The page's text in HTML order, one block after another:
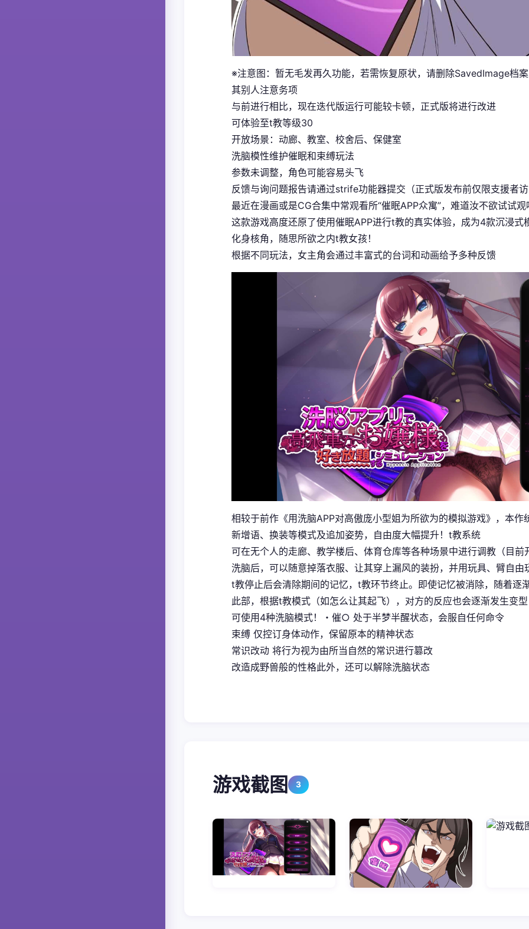
※注意图 ：暂无毛发再久功能，若需恢复原状，请删除SavedImage档
其别人注意务项
与前进行相比，现在迭代版运行可能较卡顿，正式版将进行改进
可体验至t教等级30
开放场景：动廊、教室、校舍后、保健室
洗脑模性维护催眠和束缚玩法
参数未调整，角色可能容易头飞
反馈与询问题报告请通过strife功能器提交（正式版发布前仅限支援者
最近在漫画或是CG合集中常观看所“催眠APP众寓”，难道汝不欲试试
这款游戏高度还原了使用催眠APP进行t教的真实体验，成为4款沉浸
化身核角，随思所欲之内t教女孩！
根据不同玩法，女主角会通过丰富式的台词和动画给予多种反馈
相较于前作《用洗脑APP对高傲庞小型姐为所欲为的模拟游戏》，本作
新增语、换装等模式及追加姿势，自由度大幅提升！t教系统
可在无个人的走廊、教学楼后、体育仓库等各种场景中进行调教（目前
洗脑后，可以随意掉落衣服、让其穿上漏风的装扮，并用玩具、臂自由
t教停止后会清除期间的记忆，t教环节终止。即使记忆被消除，随着逐
此部，根据t教模式（如怎么让其起飞），对方的反应也会逐渐发生变
可使用4种洗脑模式！・催○ 处于半梦半醒状态，会服自任何命令
束缚 仅控订身体动作，保留原本的精神状态
常识改动 将行为视为由所当自然的常识进行篡改
改造成野兽般的性格此外，还可以解除洗脑状态
游戏截图 3